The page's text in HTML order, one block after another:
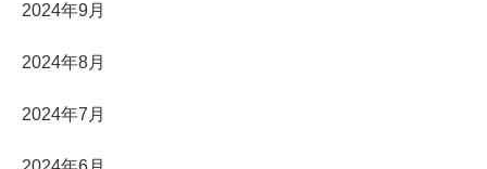
2024年9月
2024年8月
2024年7月